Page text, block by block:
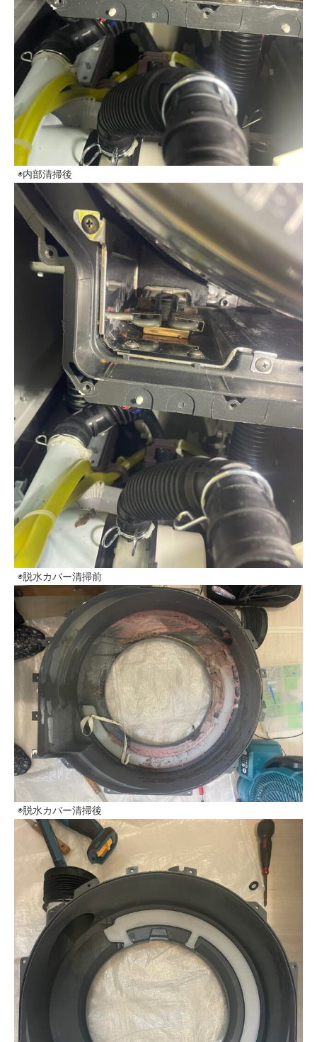
◉内部清掃後
◉脱水カバー清掃前
◉脱水カバー清掃後